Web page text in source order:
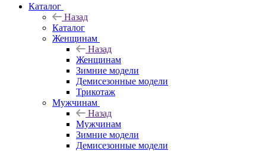
Каталог
Назад
Каталог
Женщинам
Назад
Женщинам
Зимние модели
Демисезонные модели
Трикотаж
Мужчинам
Назад
Мужчинам
Зимние модели
Демисезонные модели